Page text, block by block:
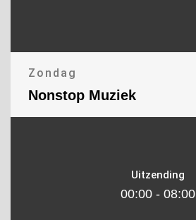
Zondag
Nonstop Muziek
Uitzending
00:00 - 08:00